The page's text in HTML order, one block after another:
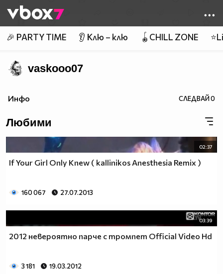
👾
🎉 PARTY TIME 👂 Клю – клю 🪀CHILL ZONE
vaskooo07
Инфо СЛЕДВАЙ0
Любими
02:37
If Your Girl Only Knew ( kallinikos Anesthesia Remix )
160 067 27.07.2013
03:39
2012 невероятно парче с тромпет Official Video Hd
3 181 19.03.2012